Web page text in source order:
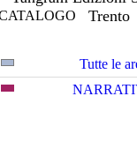
Trento
Tutte le